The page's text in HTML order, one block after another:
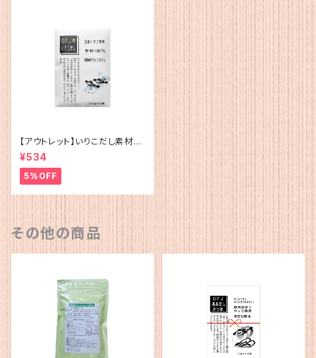
【アウトレット】いりこだし素材10
0%(15g×4)
¥534
5%OFF
その他の商品